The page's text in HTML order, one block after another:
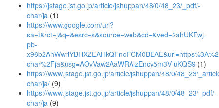
https://jstage.jst.go.jp/article/jshuppan/48/0/48_23/_pdf/-
char/ja (1)
https://www.google.com/url?
sa=t&rct=j&q=&esrc=s&source=web&cd=&ved=2ahUKEwj-
pb-
char%2Fja&usg=AOvVaw2AaWRAlzEncv5m3V-uKQS9 (1)
https://www.jstage.jst.go.jp/article/jshuppan/48/0/48_23/
char/ja/ (9)
https://www.jstage.jst.go.jp/article/jshuppan/48/0/48_23/_pdf/-
char/ja (9)